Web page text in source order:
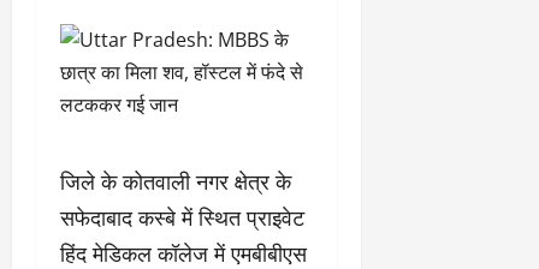
जिले के कोतवाली नगर क्षेत्र के
सफेदाबाद कस्बे में स्थित प्राइवेट
हिंद मेडिकल कॉलेज में एमबीबीएस